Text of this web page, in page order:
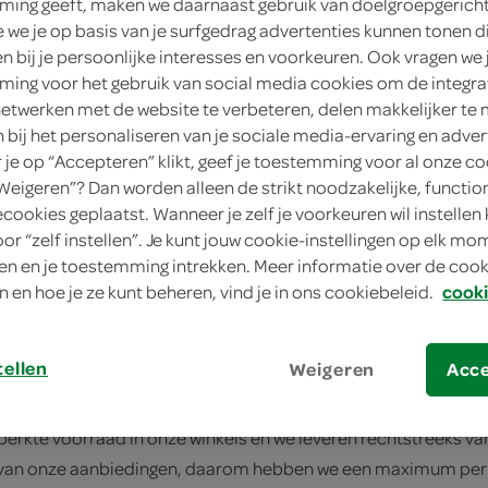
assortiment per bezorggebied?
rechtstreeks vanuit de SPAR bij jou uit de
zijn. Zorg er daarom voor dat je altijd de juiste
website gelijk aan de prijzen in de winkel?
zijn gelijk als die in de winkel. Om er zeker van te zijn
selecteert, dan zie je precies welke boodschappen er
aan het aantal aanbiedingen dat ik online kan
voorraad in onze winkels en we leveren rechtstreeks
onze aanbiedingen, daarom hebben we een maximum
we je op basis van je surfgedrag advertenties kunnen tonen
bij je persoonlijke interesses en voorkeuren. Ook vragen we
voor het gebruik van social media cookies om de
met de website te verbeteren, delen makkelijker te
bij het personaliseren van je sociale media-ervaring en
je op “Accepteren” klikt, geef je toestemming voor al onze
Dan worden alleen de strikt noodzakelijke,
geplaatst. Wanneer je zelf je voorkeuren wil instellen
“zelf instellen”. Je kunt jouw cookie-instellingen op elk
en je toestemming intrekken. Meer informatie over de
en hoe je ze kunt beheren, vind je in ons cookiebeleid.
Weigeren